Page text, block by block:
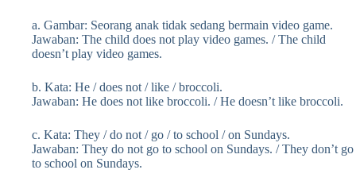
a. Gambar: Seorang anak tidak sedang bermain video game.
Jawaban: The child does not play video games. / The child
doesn’t play video games.
b. Kata: He / does not / like / broccoli.
Jawaban: He does not like broccoli. / He doesn’t like broccoli.
c. Kata: They / do not / go / to school / on Sundays.
Jawaban: They do not go to school on Sundays. / They don’t go
to school on Sundays.